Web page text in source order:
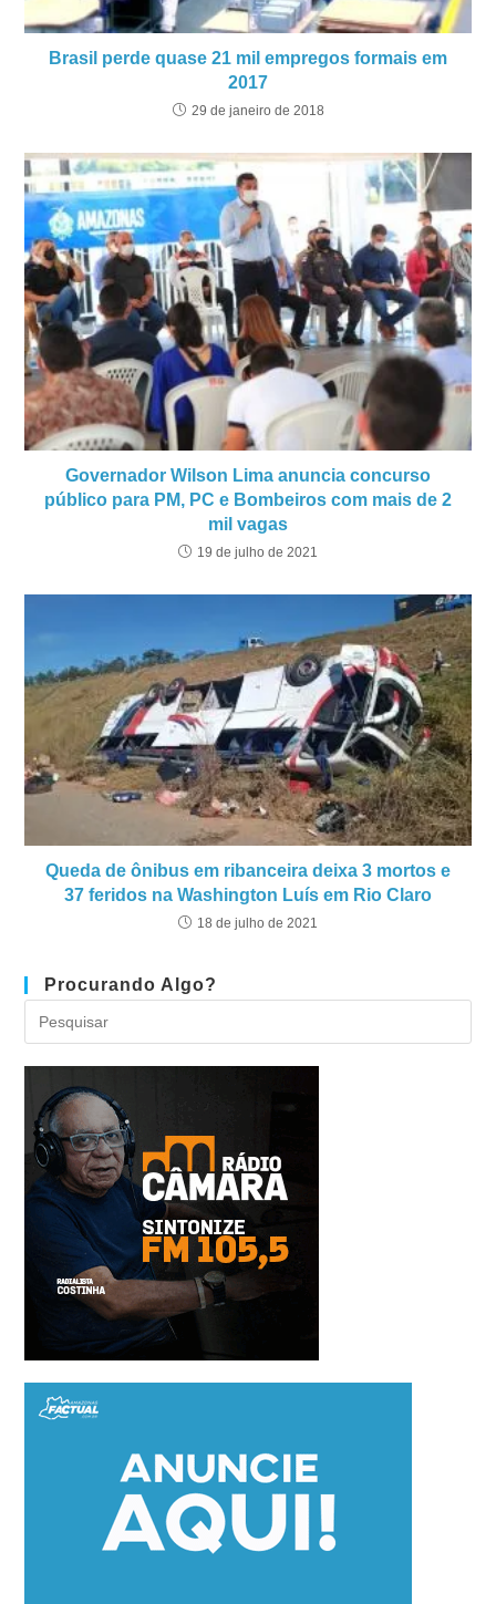
Brasil perde quase 21 mil empregos formais em
2017
29 de janeiro de 2018
Governador Wilson Lima anuncia concurso
público para PM, PC e Bombeiros com mais de 2
mil vagas
19 de julho de 2021
Queda de ônibus em ribanceira deixa 3 mortos e
37 feridos na Washington Luís em Rio Claro
18 de julho de 2021
Procurando Algo?